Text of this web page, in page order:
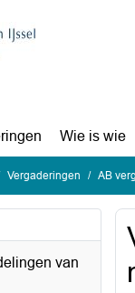
Wie is wie
Vergaderingen AB
van